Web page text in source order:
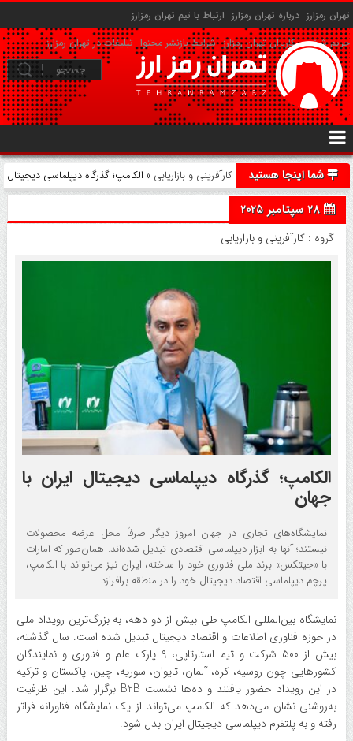
تهران رمزارز درباره تهران رمزارز ارتباط با تیم تهران رمزارز
حریم شخصی کاربران تهران رمزارز شرایط بازنشر محتوا تبلیغات در تهران رمزارز
شما اینجا هستید کارآفرینی و بازاریابی » الکامپ؛ گذرگاه دیپلماسی دیجیتال
ایران با جهان
28 سپتامبر 2025
گروه :کارآفرینی و بازاریابی
الکامپ؛ گذرگاه دیپلماسی دیجیتال ایران با
جهان
نمایشگاه‌های تجاری در جهان امروز دیگر صرفاً محل عرضه محصولات
نیستند؛ آنها به ابزار دیپلماسی اقتصادی تبدیل شده‌اند. همان‌طور که امارات
با «جیتکس» برند ملی فناوری خود را ساخته، ایران نیز می‌تواند با الکامپ،
پرچم دیپلماسی اقتصاد دیجیتال خود را در منطقه برافرازد.
نمایشگاه بین‌المللی الکامپ طی بیش از دو دهه، به بزرگ‌ترین رویداد ملی
در حوزه فناوری اطلاعات و اقتصاد دیجیتال تبدیل شده است. سال گذشته،
بیش از ۵۰۰ شرکت و تیم استارتاپی، ۹ پارک علم و فناوری و نمایندگان
کشورهایی چون روسیه، کره، آلمان، تایوان، سوریه، چین، پاکستان و ترکیه
در این رویداد حضور یافتند و ده‌ها نشست B2B برگزار شد. این ظرفیت
به‌روشنی نشان می‌دهد که الکامپ می‌تواند از یک نمایشگاه فناورانه فراتر
رفته و به پلتفرم دیپلماسی دیجیتال ایران بدل شود.